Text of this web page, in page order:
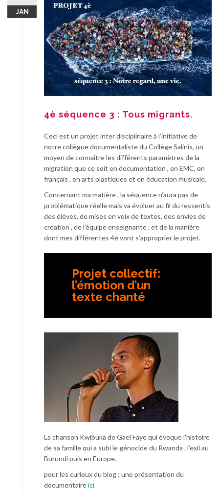
JAN
4è séquence 3 : Tous migrants.
Ceci est un projet inter disciplinaire à l’initiative de
notre collègue documentaliste du Collège Salinis, un
moyen de connaître les différents paramètres de la
migration que ce soit en documentation , en EMC, en
français , en arts plastiques et en éducation musicale.
Concernant ma matière , la séquence n’aura pas de
problématique réelle mais va évoluer au fil du ressentis
des élèves, de mises en voix de textes, des envies de
création , de l’équipe enseignante , et de la manière
dont mes différentes 4è vont s’approprier le projet.
Projet collectif:
l’émotion d’un
texte chanté
La chanson Kwibuka de Gaël Faye qui évoque l’histoire
de sa famille qui a subi le génocide du Rwanda , l’exil au
Burundi puis en Europe.
pour les curieux du blog : une présentation du
documentaireici